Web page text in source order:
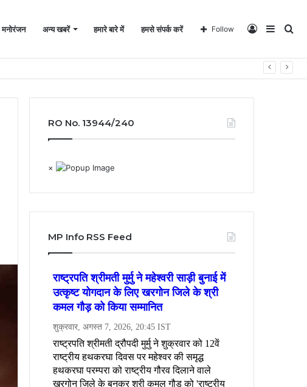
मनोरंजन अन्य खबरें हमारे बारे में हमसे संपर्क करें Log
Follow
RO No. 13944/240
×
MP Info RSS Feed